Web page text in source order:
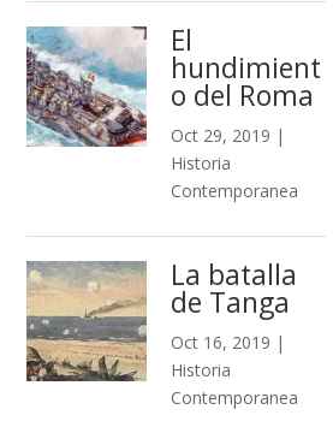
El
hundimient
o del Roma
Oct 29, 2019 |
Historia
Contemporanea
La batalla
de Tanga
Oct 16, 2019 |
Historia
Contemporanea